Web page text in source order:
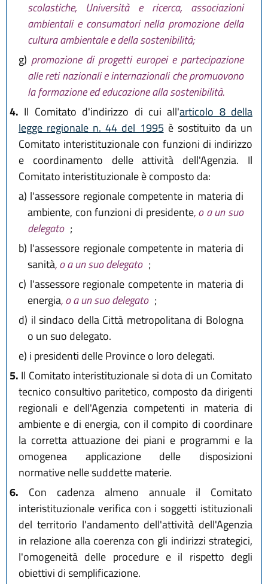
scolastiche, Università e ricerca, associazioni
ambientali e consumatori nella promozione della
cultura ambientale e della sostenibilità;
g) promozione di progetti europei e partecipazione
alle reti nazionali e internazionali che promuovono
la formazione ed educazione alla sostenibilità.
4. Il Comitato d'indirizzo di cui all'articolo 8 della
legge regionale n. 44 del 1995 è sostituito da un
Comitato interistituzionale con funzioni di indirizzo
e coordinamento delle attività dell'Agenzia. Il
Comitato interistituzionale è composto da:
a) l'assessore regionale competente in materia di
ambiente, con funzioni di presidente, o a un suo
delegato ;
b) l'assessore regionale competente in materia di
sanità, o a un suo delegato ;
c) l'assessore regionale competente in materia di
energia, o a un suo delegato ;
d) il sindaco della Città metropolitana di Bologna
o un suo delegato.
e) i presidenti delle Province o loro delegati.
5. Il Comitato interistituzionale si dota di un Comitato
tecnico consultivo paritetico, composto da dirigenti
regionali e dell'Agenzia competenti in materia di
ambiente e di energia, con il compito di coordinare
la corretta attuazione dei piani e programmi e la
omogenea applicazione delle disposizioni
normative nelle suddette materie.
6. Con cadenza almeno annuale il Comitato
interistituzionale verifica con i soggetti istituzionali
del territorio l'andamento dell'attività dell'Agenzia
in relazione alla coerenza con gli indirizzi strategici,
l'omogeneità delle procedure e il rispetto degli
obiettivi di semplificazione.